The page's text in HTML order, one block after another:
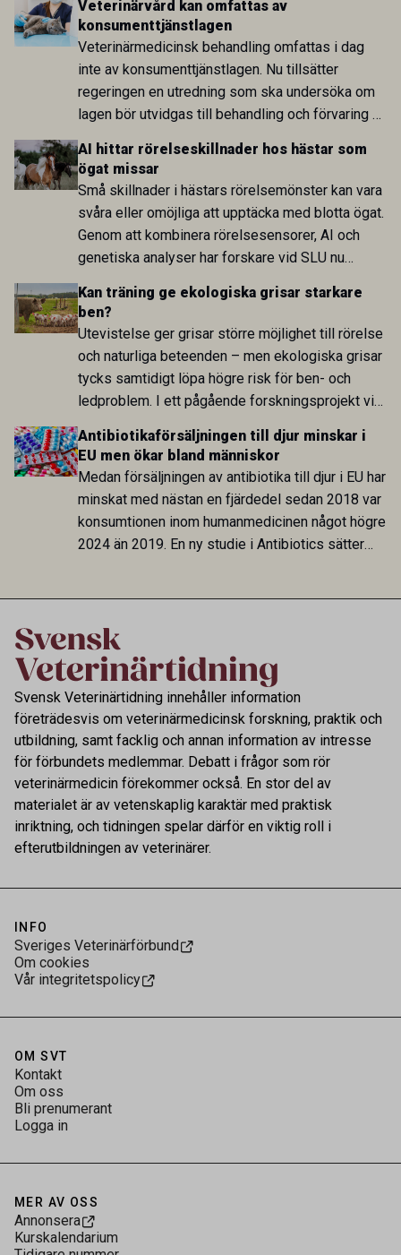
Veterinärvård kan omfattas av
konsumenttjänstlagen
Veterinärmedicinsk behandling omfattas i dag
inte av konsumenttjänstlagen. Nu tillsätter
regeringen en utredning som ska undersöka om
lagen bör utvidgas till behandling och förvaring av
levande djur. Bakgrunden är bland annat stigande
kostnader och krav på ökad pristransparens inom
djursjukvården.
AI hittar rörelseskillnader hos hästar som
ögat missar
Små skillnader i hästars rörelsemönster kan vara
svåra eller omöjliga att upptäcka med blotta ögat.
Genom att kombinera rörelsesensorer, AI och
genetiska analyser har forskare vid SLU nu
identifierat både tidigare oupptäckta skillnader
mellan gångarter och en genetisk region som kan
ha betydelse för hur rörelser styrs och
koordineras.
Kan träning ge ekologiska grisar starkare
ben?
Utevistelse ger grisar större möjlighet till rörelse
och naturliga beteenden – men ekologiska grisar
tycks samtidigt löpa högre risk för ben- och
ledproblem. I ett pågående forskningsprojekt vid
SLU undersöks nu varför problemen uppstår och
om ökad aktivitet redan som smågris kan stärka
djuren inför livet utomhus.
Antibiotikaförsäljningen till djur minskar i
EU men ökar bland människor
Medan försäljningen av antibiotika till djur i EU har
minskat med nästan en fjärdedel sedan 2018 var
konsumtionen inom humanmedicinen något högre
2024 än 2019. En ny studie i Antibiotics sätter
Svensk Veterinärtidning innehåller information
företrädesvis om veterinärmedicinsk forskning, praktik och
utbildning, samt facklig och annan information av intresse
för förbundets medlemmar. Debatt i frågor som rör
veterinärmedicin förekommer också. En stor del av
materialet är av vetenskaplig karaktär med praktisk
inriktning, och tidningen spelar därför en viktig roll i
efterutbildningen av veterinärer.
INFO
Sveriges Veterinärförbund
Om cookies
Vår integritetspolicy
OM SVT
Kontakt
Om oss
Bli prenumerant
Logga in
MER AV OSS
Annonsera
Kurskalendarium